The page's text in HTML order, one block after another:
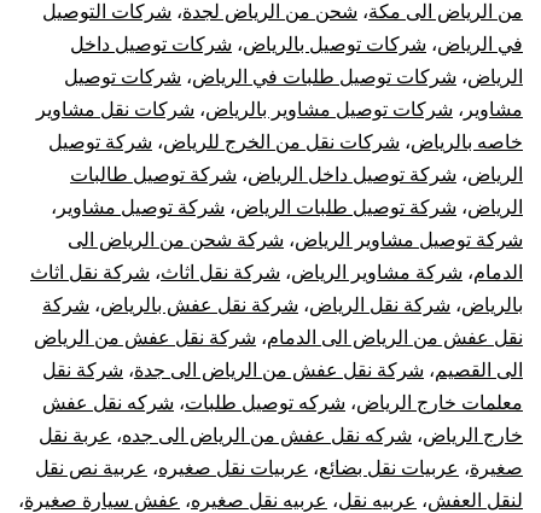
من الرياض الى مكة، شحن من الرياض لجدة، شركات التوصيل
في الرياض، شركات توصيل بالرياض، شركات توصيل داخل
الرياض، شركات توصيل طلبات في الرياض، شركات توصيل
مشاوير ، شركات توصيل مشاوير بالرياض، شركات نقل مشاوير
خاصه بالرياض، شركات نقل من الخرج للرياض، شركة توصيل
الرياض، شركة توصيل داخل الرياض، شركة توصيل طالبات
الرياض، شركة توصيل طلبات الرياض، شركة توصيل مشاوير ،
شركة توصيل مشاوير الرياض، شركة شحن من الرياض الى
الدمام، شركة مشاوير الرياض، شركة نقل اثاث، شركة نقل اثاث
بالرياض، شركة نقل الرياض، شركة نقل عفش بالرياض، شركة
نقل عفش من الرياض الى الدمام، شركة نقل عفش من الرياض
الى القصيم، شركة نقل عفش من الرياض الى جدة، شركة نقل
معلمات خارج الرياض، شركه توصيل طلبات، شركه نقل عفش
خارج الرياض، شركه نقل عفش من الرياض الى جده، عربة نقل
صغيرة، عربيات نقل بضائع، عربيات نقل صغيره، عربية نص نقل
لنقل العفش، عربيه نقل، عربيه نقل صغيره، عفش سيارة صغيرة،